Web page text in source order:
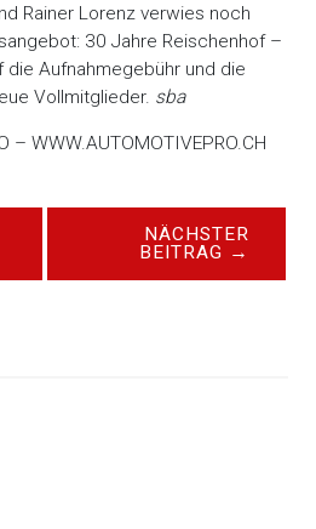
Rainer Lorenz verwies noch
30 Jahre Reischenhof –
Aufnahmegebühr und die
Vollmitglieder. sba
– WWW.AUTOMOTIVEPRO.CH
NÄCHSTER
BEITRAG →